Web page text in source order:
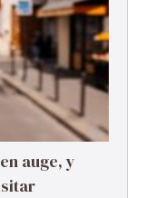
auge, y